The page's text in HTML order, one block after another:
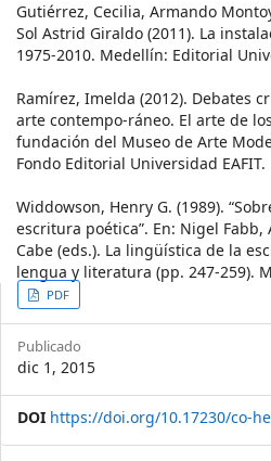
Gutiérrez, Cecilia, Armando
Sol Astrid Giraldo (2011). La
1975-2010. Medellín: Editorial
Ramírez, Imelda (2012). Debates
arte contempo-ráneo. El arte de
fundación del Museo de Arte
Fondo Editorial Universidad EAFIT.
Widdowson, Henry G. (1989).
escritura poética”. En: Nigel
Cabe (eds.). La lingüística de la
lengua y literatura (pp. 247-259).
Article
Sidebar
PDF
Publicado
dic 1, 2015
DOI https://doi.org/10.17230/co-